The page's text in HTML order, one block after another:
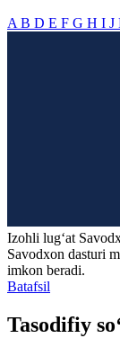
A B D E F G H I J
Izohli lugʻat
Savodxon dasturi
imkon beradi.
Batafsil
Tasodifiy